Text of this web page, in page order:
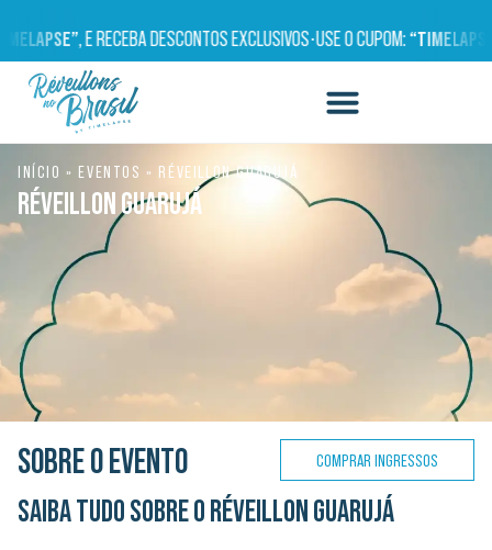
, E RECEBA DESCONTOS EXCLUSIVOS•USE O CUPOM:“TIMELAPSE”
INÍCIO » EVENTOS » RÉVEILLON GUARUJÁ
RÉVEILLON GUARUJÁ
SOBRE O EVENTO COMPRAR INGRESSOS
SAIBA TUDO SOBRE ORÉVEILLON GUARUJÁ